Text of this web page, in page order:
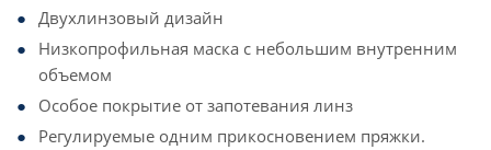
Двухлинзовый дизайн
Низкопрофильная маска с небольшим внутренним
объемом
Особое покрытие от запотевания линз
Регулируемые одним прикосновением пряжки.